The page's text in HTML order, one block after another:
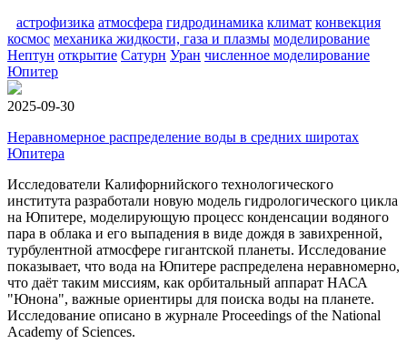
астрофизика атмосфера гидродинамика климат конвекция
космос механика жидкости, газа и плазмы моделирование
Нептун открытие Сатурн Уран численное моделирование
Юпитер
2025-09-30
Неравномерное распределение воды в средних широтах
Юпитера
Исследователи Калифорнийского технологического
института разработали новую модель гидрологического цикла
на Юпитере, моделирующую процесс конденсации водяного
пара в облака и его выпадения в виде дождя в завихренной,
турбулентной атмосфере гигантской планеты. Исследование
показывает, что вода на Юпитере распределена неравномерно,
что даёт таким миссиям, как орбитальный аппарат НАСА
"Юнона", важные ориентиры для поиска воды на планете.
Исследование описано в журнале Proceedings of the National
Academy of Sciences.